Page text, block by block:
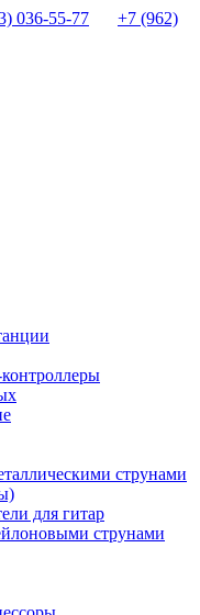
036-55-77
+7 (962)
струнами
для гитар
струнами